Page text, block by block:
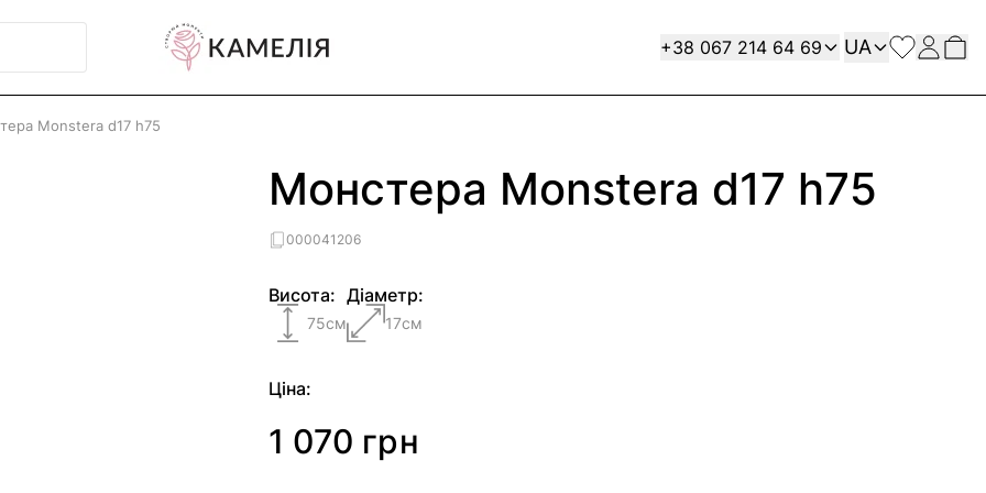
Contact
+38 067 214 64 69 Мова
UA
Monstera d17 h75
Монстера Monstera d17 h75
000041206
Висота:
75см
Діаметр:
17см
Ціна:
1 070 грн